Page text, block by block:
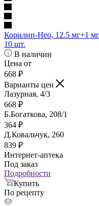
Корилип-Нео, 12.5 мг+1
10 шт.
В наличии
Цена от
668 ₽
Варианты цен
Лазурная, 4/3
668 ₽
Б.Богаткова, 208/1
364 ₽
Д.Ковальчук, 260
839 ₽
Интернет-аптека
Под заказ
Подробности
Купить
По рецепту